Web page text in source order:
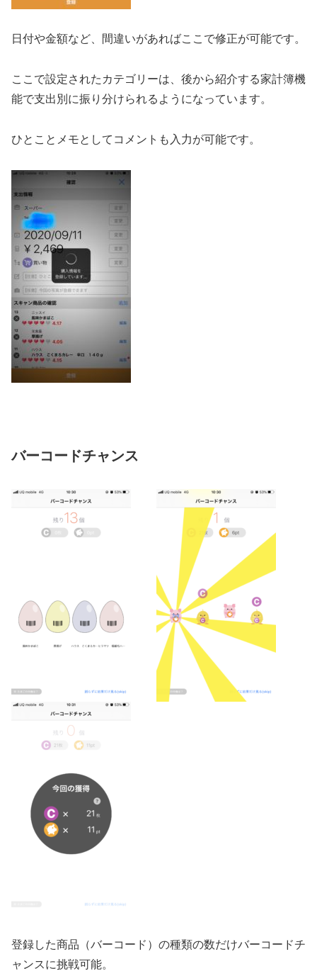
日付や金額など、間違いがあればここで修正が可能です。
ここで設定されたカテゴリーは、後から紹介する家計簿機
能で支出別に振り分けられるようになっています。
ひとことメモとしてコメントも入力が可能です。
バーコードチャンス
登録した商品（バーコード）の種類の数だけバーコードチ
ャンスに挑戦可能。